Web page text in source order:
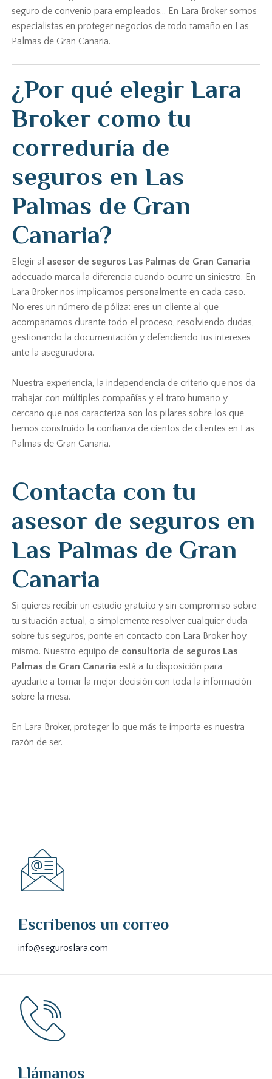
seguro de convenio para empleados... En Lara Broker somos
especialistas en proteger negocios de todo tamaño en Las
Palmas de Gran Canaria.
¿Por qué elegir Lara
Broker como tu
correduría de
seguros en Las
Palmas de Gran
Canaria?
Elegir al asesor de seguros Las Palmas de Gran Canaria
adecuado marca la diferencia cuando ocurre un siniestro. En
Lara Broker nos implicamos personalmente en cada caso.
No eres un número de póliza: eres un cliente al que
acompañamos durante todo el proceso, resolviendo dudas,
gestionando la documentación y defendiendo tus intereses
ante la aseguradora.
Nuestra experiencia, la independencia de criterio que nos da
trabajar con múltiples compañías y el trato humano y
cercano que nos caracteriza son los pilares sobre los que
hemos construido la confianza de cientos de clientes en Las
Palmas de Gran Canaria.
Contacta con tu
asesor de seguros en
Las Palmas de Gran
Canaria
Si quieres recibir un estudio gratuito y sin compromiso sobre
tu situación actual, o simplemente resolver cualquier duda
sobre tus seguros, ponte en contacto con Lara Broker hoy
mismo. Nuestro equipo de consultoría de seguros Las
Palmas de Gran Canaria está a tu disposición para
ayudarte a tomar la mejor decisión con toda la información
sobre la mesa.
En Lara Broker, proteger lo que más te importa es nuestra
razón de ser.
Escríbenos un correo
info@seguroslara.com
Llámanos